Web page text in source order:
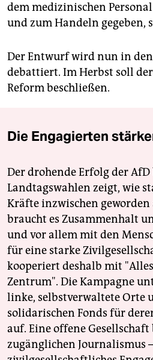
dem medizinischen
und zum Handeln gegeben,
Der Entwurf wird nun in den
debattiert. Im Herbst soll
Reform beschließen.
Die Engagierten
Der drohende Erfolg der
Landtagswahlen zeigt, wie
Kräfte inzwischen geworden
braucht es Zusammenhalt
und vor allem mit den
für eine starke
kooperiert deshalb mit
Zentrum". Die Kampagne
linke, selbstverwaltete Orte
solidarischen Fonds für
auf. Eine offene
zugänglichen Journalismus